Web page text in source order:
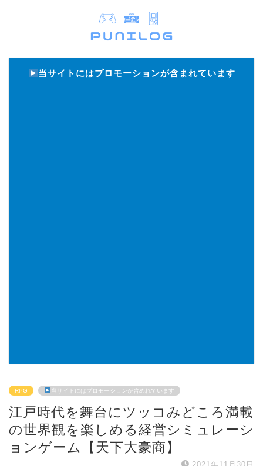
当サイトにはプロモーションが含まれています
RPG 当サイトにはプロモーションが含めれています
江戸時代を舞台にツッコみどころ満載
の世界観を楽しめる経営シミュレーシ
ョンゲーム【天下大豪商】